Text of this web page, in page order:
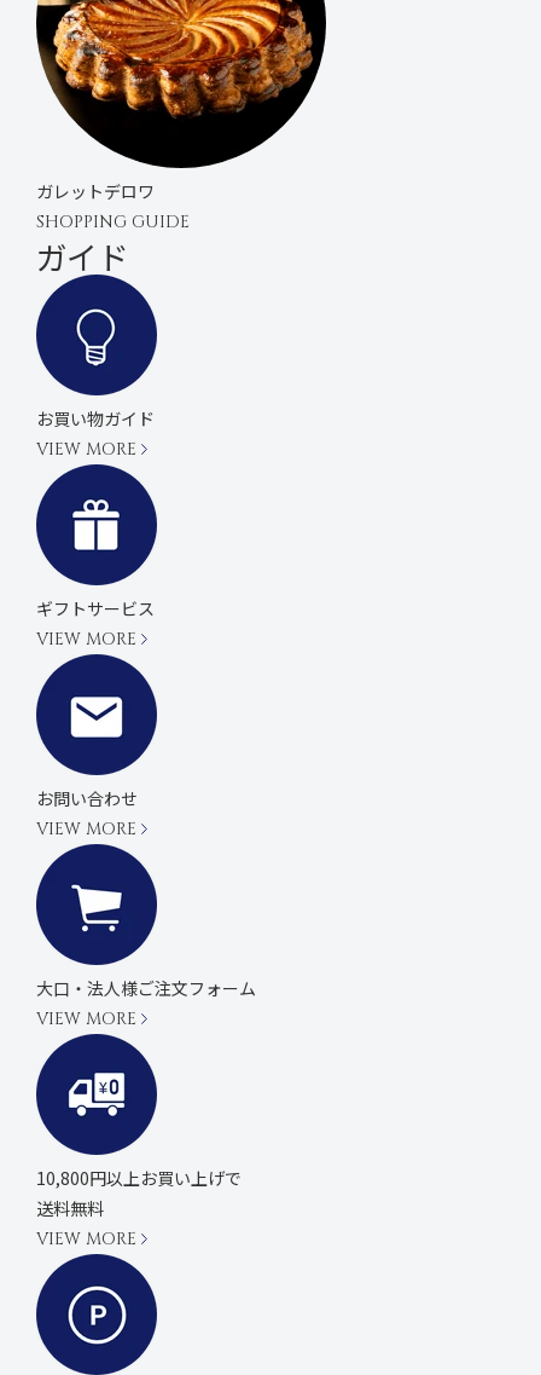
ガレットデロワ
SHOPPING GUIDE
ガイド
お買い物ガイド
VIEW MORE
ギフトサービス
VIEW MORE
お問い合わせ
VIEW MORE
大口・法人様ご注文フォーム
VIEW MORE
10,800円以上お買い上げで
送料無料
VIEW MORE